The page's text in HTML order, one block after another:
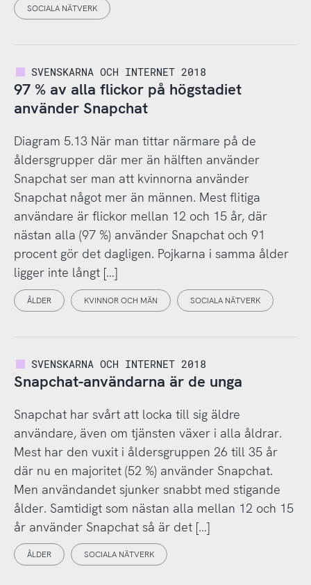
SOCIALA NÄTVERK
SVENSKARNA OCH INTERNET 2018
97 % av alla flickor på högstadiet
använder Snapchat
Diagram 5.13 När man tittar närmare på de
åldersgrupper där mer än hälften använder
Snapchat ser man att kvinnorna använder
Snapchat något mer än männen. Mest flitiga
användare är flickor mellan 12 och 15 år, där
nästan alla (97 %) använder Snapchat och 91
procent gör det dagligen. Pojkarna i samma ålder
ligger inte långt […]
ÅLDER KVINNOR OCH MÄN SOCIALA NÄTVERK
SVENSKARNA OCH INTERNET 2018
Snapchat-användarna är de unga
Snapchat har svårt att locka till sig äldre
användare, även om tjänsten växer i alla åldrar.
Mest har den vuxit i åldersgruppen 26 till 35 år
där nu en majoritet (52 %) använder Snapchat.
Men användandet sjunker snabbt med stigande
ålder. Samtidigt som nästan alla mellan 12 och 15
år använder Snapchat så är det […]
ÅLDER SOCIALA NÄTVERK